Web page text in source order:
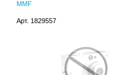
MMF
Арт. 1829557